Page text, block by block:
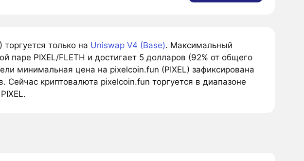
только на Uniswap V4 (Base). Максимальный
паре PIXEL/FLETH и достигает 5 долларов (92% от общего
минимальная цена на pixelcoin.fun (PIXEL) зафиксирована
Сейчас криптовалюта pixelcoin.fun торгуется в диапазоне